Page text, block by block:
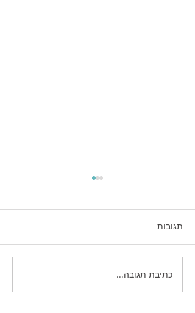
אסטרטגיות חכמות לשיווק
תגובות
כתיבת תגובה...